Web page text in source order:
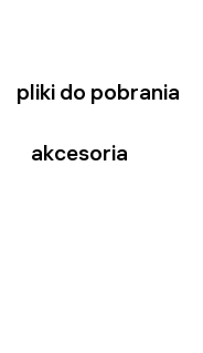
pliki do pobrania
akcesoria